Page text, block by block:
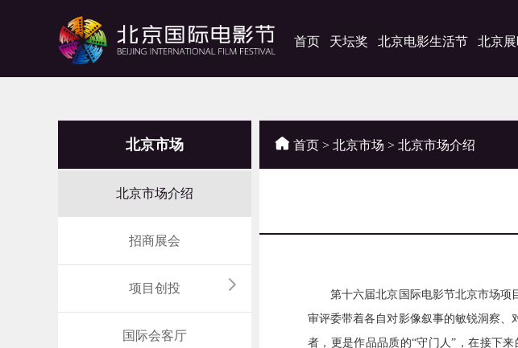
首页 天坛奖 北京电影生活节 北京
北京市场
北京市场介绍
招商展会
项目创投
国际会客厅
首页 > 北京市场 > 北京市场介绍
第十六届北京国际电影节北京市场项目
审评委带着各自对影像叙事的敏锐洞察
者，更是作品品质的“守门人”，在接下